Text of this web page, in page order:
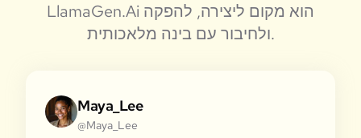
LlamaGen.Ai הוא מקום ליצירה, להפקה
ולחיבור עם בינה מלאכותית.
Maya_Lee
@Maya_Lee